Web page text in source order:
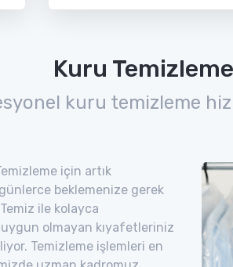
Kuru
kuru temizleme
için artık
beklemenize gerek
ile kolayca
olmayan kıyafetleriniz
Temizleme işlemleri en